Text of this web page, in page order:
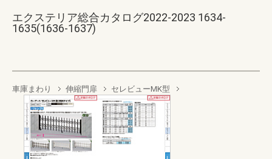
エクステリア総合カタログ2022-2023 1634-
1635(1636-1637)
車庫まわり 伸縮門扉 セレビューMK型